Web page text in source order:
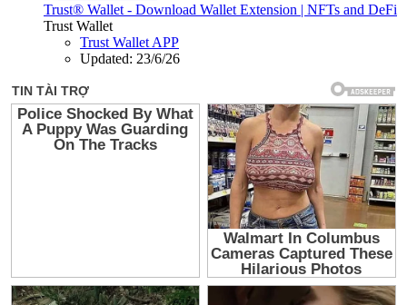
Trust® Wallet - Download Wallet Extension | NFTs and DeFi
Trust Wallet
Trust Wallet APP
Updated: 23/6/26